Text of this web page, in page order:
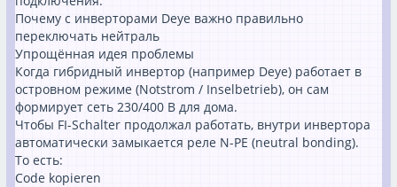
Почему с инверторами Deye важно правильно
переключать нейтраль
Упрощённая идея проблемы
Когда гибридный инвертор (например Deye) работает в
островном режиме (Notstrom / Inselbetrieb), он сам
формирует сеть 230/400 В для дома.
Чтобы FI-Schalter продолжал работать, внутри инвертора
автоматически замыкается реле N-PE (neutral bonding).
То есть:
Code kopieren